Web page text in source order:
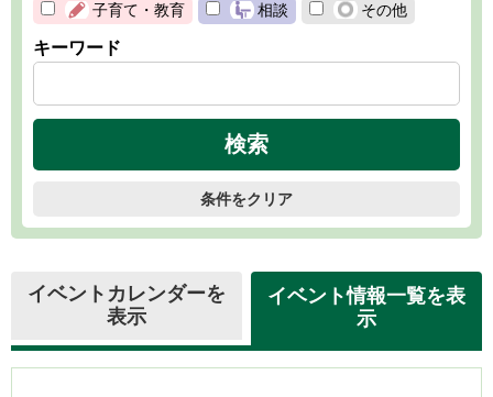
子育て・教育 相談 その他
キーワード
条件をクリア
イベントカレンダーを
表示
イベント情報一覧を表
示